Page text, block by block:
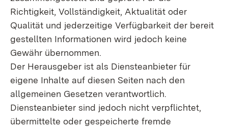
Richtigkeit, Vollständigkeit, Aktualität oder
Qualität und jederzeitige Verfügbarkeit der bereit
gestellten Informationen wird jedoch keine
Gewähr übernommen.
Der Herausgeber ist als Diensteanbieter für
eigene Inhalte auf diesen Seiten nach den
allgemeinen Gesetzen verantwortlich.
Diensteanbieter sind jedoch nicht verpflichtet,
übermittelte oder gespeicherte fremde